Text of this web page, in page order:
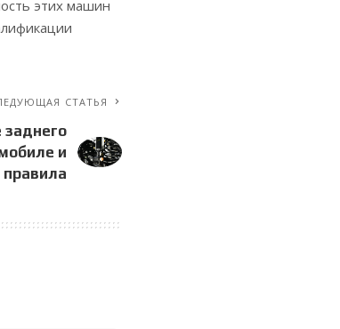
этих машин
СТАТЬЯ
заднего
и
правила